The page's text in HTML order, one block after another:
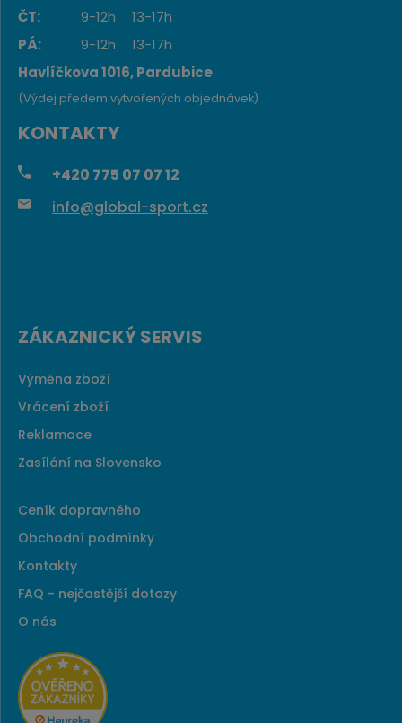
ČT:
9-12h
13-17h
PÁ:
9-12h
13-17h
Havlíčkova 1016, Pardubice
KONTAKTY
+420 775 07 07 12
info@global-sport.cz
(Výdej předem vytvořených objednávek)
ZÁKAZNICKÝ SERVIS
Výměna zboží
Vrácení zboží
Reklamace
Zasílání na Slovensko
Ceník dopravného
Obchodní podmínky
Kontakty
FAQ - nejčastější dotazy
O nás